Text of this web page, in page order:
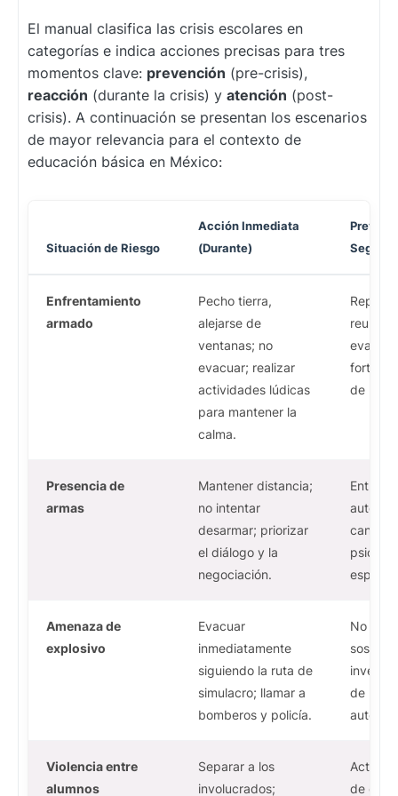
El manual clasifica las crisis escolares en
categorías e indica acciones precisas para tres
momentos clave: prevención (pre-crisis),
reacción (durante la crisis) y atención (post-
crisis). A continuación se presentan los escenarios
de mayor relevancia para el contexto de
educación básica en México:
Situación de Riesgo
Acción Inmediata
(Durante)
Enfrentamiento
armado
Pecho tierra,
alejarse de
ventanas; no
evacuar; realizar
actividades lúdicas
para mantener la
calma.
reunión
de paz.
Presencia de
armas
Mantener distancia;
no intentar
desarmar; priorizar
el diálogo y la
negociación.
Amenaza de
explosivo
Evacuar
inmediatamente
siguiendo la ruta de
simulacro; llamar a
bomberos y policía.
No
de la
Violencia entre
alumnos
Separar a los
involucrados;
Activar
de